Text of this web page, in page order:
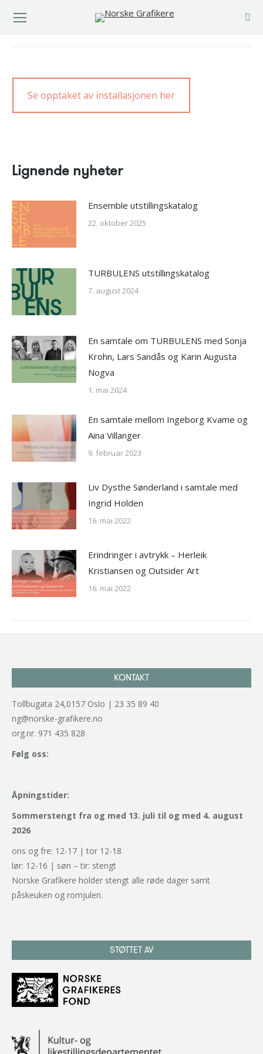
Se opptaket av installasjonen her
Lignende nyheter
Ensemble utstillingskatalog
22. oktober 2025
TURBULENS utstillingskatalog
7. august 2024
En samtale om TURBULENS med Sonja
Krohn, Lars Sandås og Karin Augusta
Nogva
1. mai 2024
En samtale mellom Ingeborg Kvame og
Aina Villanger
9. februar 2023
Liv Dysthe Sønderland i samtale med
Ingrid Holden
16. mai 2022
Erindringer i avtrykk – Herleik
Kristiansen og Outsider Art
16. mai 2022
KONTAKT
Tollbugata 24,0157 Oslo | 23 35 89 40
ng@norske-grafikere.no
org.nr. 971 435 828
Følg oss:
Åpningstider:
Sommerstengt fra og med 13. juli til og med 4. august
2026
ons og fre: 12-17 | tor 12-18
lør: 12-16 | søn – tir: stengt
Norske Grafikere holder stengt alle røde dager samt
påskeuken og romjulen.
STØTTET AV